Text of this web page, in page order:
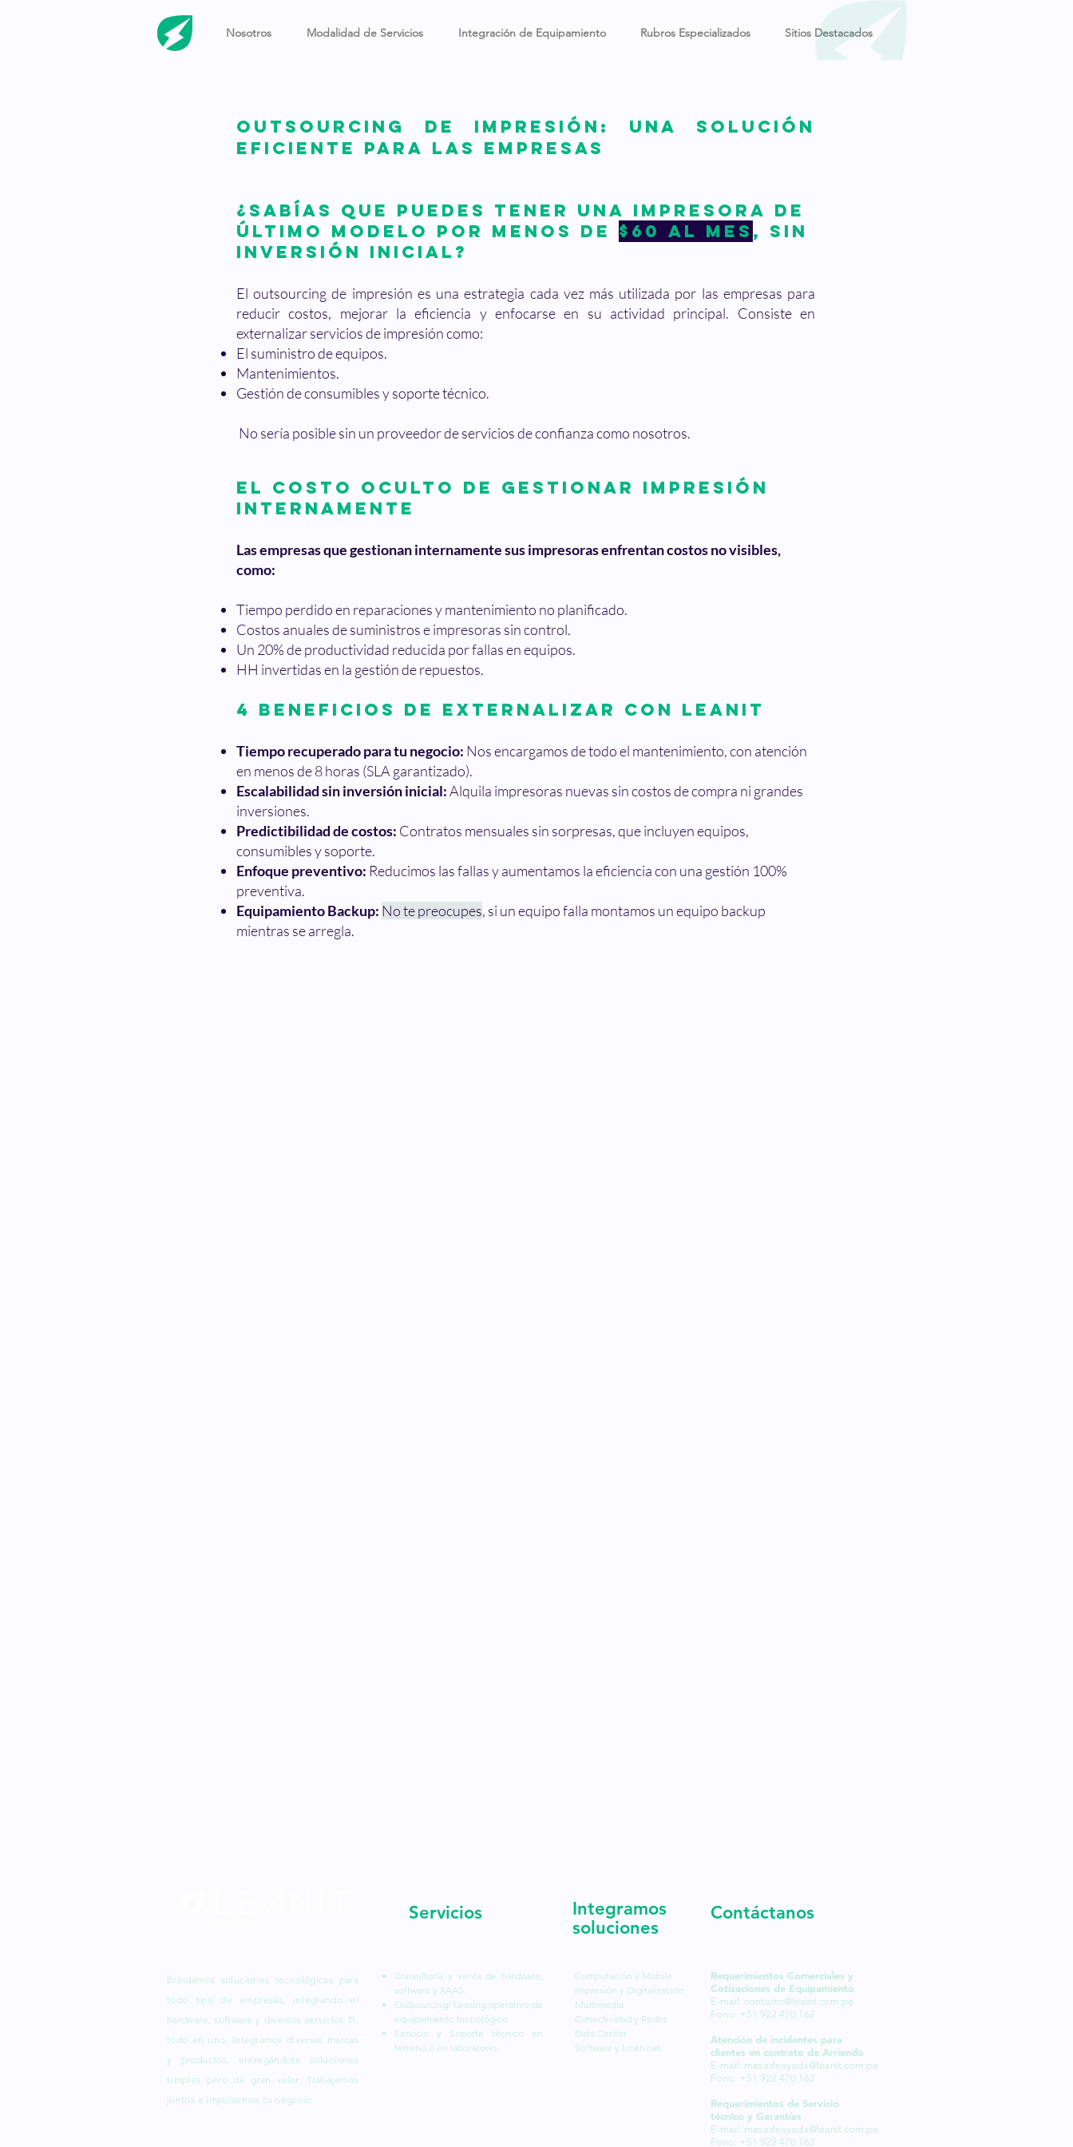
Nosotros Modalidad de Servicios Integración de Equipamiento Rubros Especializados Sitios Destacados
Outsourcing de impresión: una solución
eficiente para las empresas
¿Sabías que puedes tener una impresora de
último modelo por menos de $60 al mes , sin
inversión inicial?
El outsourcing de impresión es una estrategia cada vez más utilizada por las empresas para
reducir costos, mejorar la eficiencia y enfocarse en su actividad principal. Consiste en
externalizar servicios de impresión como:
El suministro de equipos.
Mantenimientos.
Gestión de consumibles y soporte técnico.
No sería posible sin un proveedor de servicios de confianza como nosotros.
El costo oculto de gestionar impresión
internamente
Las empresas que gestionan internamente sus impresoras enfrentan costos no visibles,
como:
Tiempo perdido en reparaciones y mantenimiento no planificado.
Costos anuales de suministros e impresoras sin control.
Un 20% de productividad reducida por fallas en equipos.
HH invertidas en la gestión de repuestos.
4 Beneficios de externalizar con Leanit
Tiempo recuperado para tu negocio: Nos encargamos de todo el mantenimiento, con atención
en menos de 8 horas (SLA garantizado).
Escalabilidad sin inversión inicial:Alquila impresoras nuevas sin costos de compra ni grandes
inversiones.
Predictibilidad de costos: Contratos mensuales sin sorpresas, que incluyen equipos,
consumibles y soporte.
Enfoque preventivo: Reducimos las fallas y aumentamos la eficiencia con una gestión 100%
preventiva.
Equipamiento Backup: No te preocupes, si un equipo falla montamos un equipo backup
mientras se arregla.
Brindamos soluciones tecnológicas para
todo tipo de empresas, integrando el
hardware, software y diversos servicios TI,
todo en uno. Integramos diversas marcas
y productos, entregándote soluciones
simples pero de gran valor. Trabajemos
juntos e impulsemos tu negocio.
Servicios
Integramos
soluciones
Contáctanos
Consultoría y venta de hardware,
software y XAAS.
Outsourcing/ Leasing operativo de
equipamiento tecnológico.
Servicio y Soporte técnico en
terreno o en laboratorio.
Computación y Mobile
Impresión y Digitalización
Multimedia
Conectividad y Redes
Data Center
Software y Licencias
Requerimientos Comerciales y
Cotizaciones de Equipamiento
E-mail: contacto@leaint.com.pe
Fono: +51 922 470 162
Atención de incidentes para
clientes en contrato de Arriendo
E-mail: mesadeayuda@leanit.com.pe
Fono: +51 922 470 162
Requerimientos de Servicio
técnico y Garantías
E-mail: mesadeayuda@leanit.com.pe
Fono: +51 922 470 162